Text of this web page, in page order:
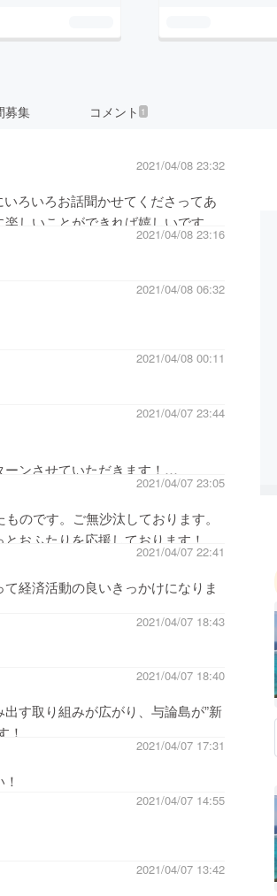
募集 コメント 1
2021/04/08 23:32
ろいろお話聞かせてくださってあ
しいことができれば嬉しいです！
2021/04/08 23:16
2021/04/08 06:32
2021/04/08 00:11
2021/04/07 23:44
ンさせていただきます！
2021/04/07 23:05
のです。ご無沙汰しております。
おふたりを応援しております！
2021/04/07 22:41
経済活動の良いきっかけになりま
2021/04/07 18:43
2021/04/07 18:40
す取り組みが広がり、与論島が”新
！
2021/04/07 17:31
2021/04/07 14:55
2021/04/07 13:42